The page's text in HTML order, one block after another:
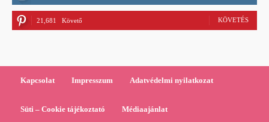
21,681 Követő KÖVETÉS
Kapcsolat Impresszum Adatvédelmi nyilatkozat
Süti – Cookie tájékoztató Médiaajánlat